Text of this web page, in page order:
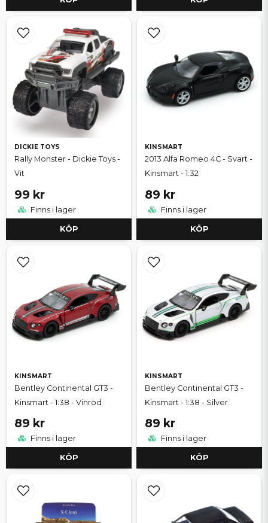
DICKIE TOYS
Rally Monster - Dickie Toys -
Vit
99 kr
Finns i lager
KÖP
KINSMART
2013 Alfa Romeo 4C - Svart -
Kinsmart - 1:32
89 kr
Finns i lager
KÖP
KINSMART
Bentley Continental GT3 -
Kinsmart - 1:38 - Vinröd
89 kr
Finns i lager
KÖP
KINSMART
Bentley Continental GT3 -
Kinsmart - 1:38 - Silver
89 kr
Finns i lager
KÖP